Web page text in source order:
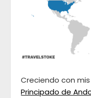
Creciendo con
Principado de